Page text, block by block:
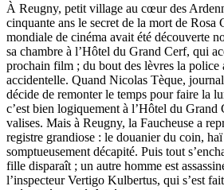
À Reugny, petit village au cœur des
cinquante ans le secret de la mort de Rosa
mondiale de cinéma avait été découverte
sa chambre à l’Hôtel du Grand Cerf, qui
prochain film ; du bout des lèvres la police
accidentelle. Quand Nicolas Tèque,
décide de remonter le temps pour faire la
c’est bien logiquement à l’Hôtel du Grand
valises. Mais à Reugny, la Faucheuse a
registre grandiose : le douanier du coin,
somptueusement décapité. Puis tout
fille disparaît ; un autre homme est
l’inspecteur Vertigo Kulbertus, qui s’est